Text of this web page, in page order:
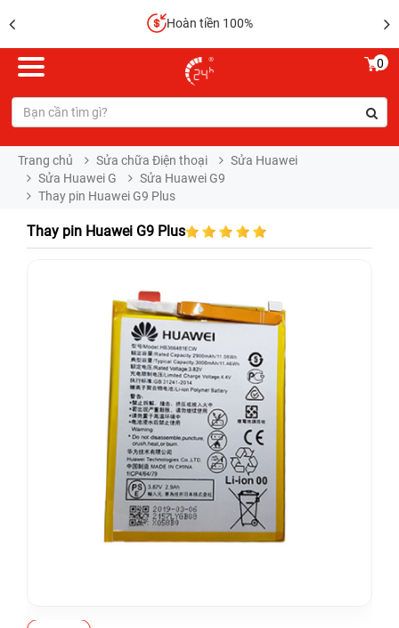
Hoàn tiền 100%
0
Trang chủ Sửa chữa Điện thoại
Sửa Huawei
Sửa Huawei G
Sửa Huawei G9
Thay pin Huawei G9 Plus
Thay pin Huawei G9 Plus